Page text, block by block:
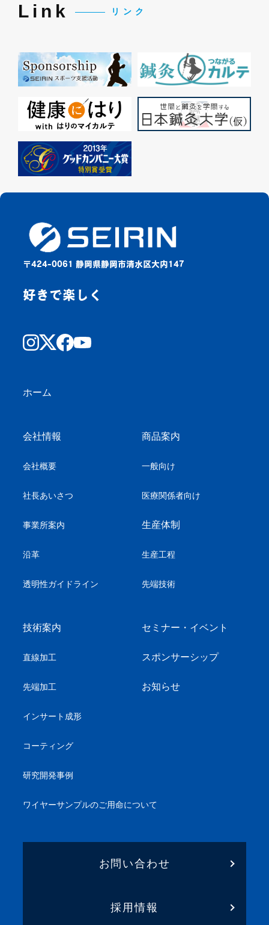
Link リンク
〒424-0061 静岡県静岡市清水区大内147
好きで楽しく
ホーム
会社情報
会社概要
社長あいさつ
事業所案内
沿革
透明性ガイドライン
商品案内
一般向け
医療関係者向け
生産体制
生産工程
先端技術
技術案内
直線加工
先端加工
インサート成形
コーティング
研究開発事例
ワイヤーサンプルのご用命について
セミナー・イベント
スポンサーシップ
お知らせ
お問い合わせ
採用情報